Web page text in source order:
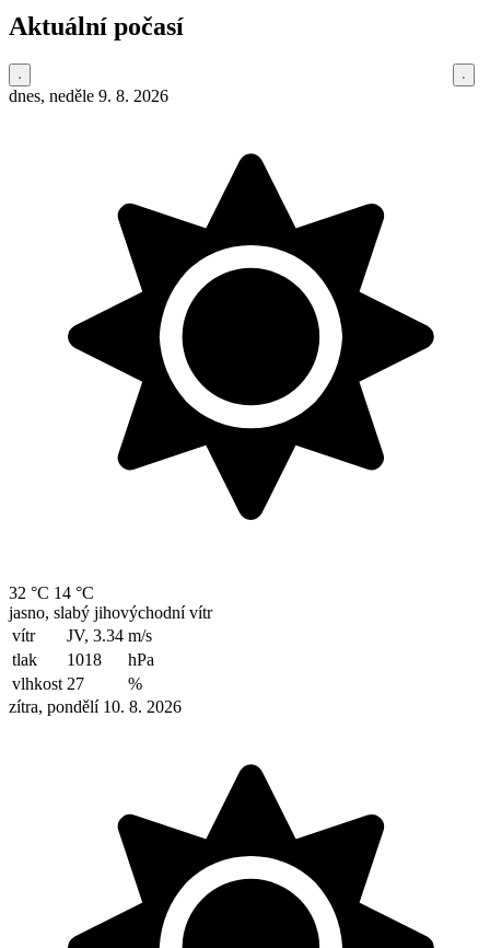
Aktuální počasí
dnes, neděle 9. 8. 2026
32 °C 14 °C
jasno, slabý jihovýchodní vítr
vítr
JV, 3.34 m/s
tlak
1018
hPa
vlhkost 27
%
zítra, pondělí 10. 8. 2026